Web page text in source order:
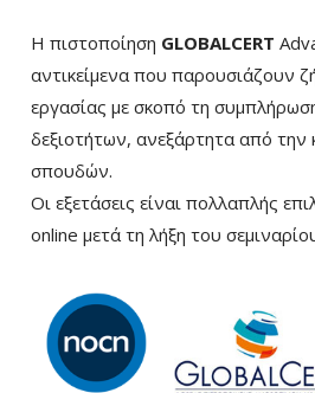
Η πιστοποίηση GLOBALCERT
αντικείμενα που παρουσιάζουν
εργασίας με σκοπό τη
δεξιοτήτων, ανεξάρτητα από
σπουδών.
Οι εξετάσεις είναι πολλαπλής
online μετά τη λήξη του